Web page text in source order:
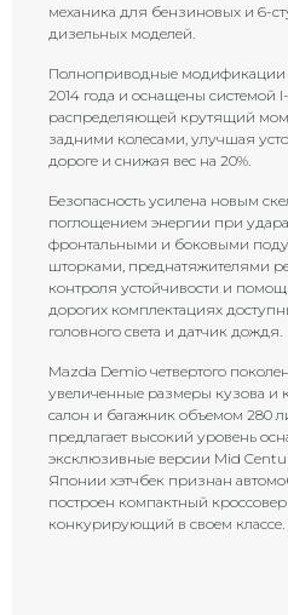
механика для бензиновых и 6-
дизельных моделей.
Полноприводные модификации
2014 года и оснащены системой
распределяющей крутящий
задними колесами, улучшая
дороге и снижая вес на 20%.
Безопасность усилена новым
поглощением энергии при
фронтальными и боковыми
шторками, преднатяжителями
контроля устойчивости и
дорогих комплектациях
головного света и датчик дождя.
Mazda Demio четвертого
увеличенные размеры кузова и
салон и багажник объемом 280
предлагает высокий уровень
эксклюзивные версии Mid
Японии хэтчбек признан
построен компактный
конкурирующий в своем классе.